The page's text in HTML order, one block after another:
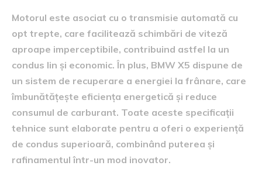
Motorul este asociat cu o transmisie automată cu
opt trepte, care facilitează schimbări de viteză
aproape imperceptibile, contribuind astfel la un
condus lin și economic. În plus, BMW X5 dispune de
un sistem de recuperare a energiei la frânare, care
îmbunătățește eficiența energetică și reduce
consumul de carburant. Toate aceste specificații
tehnice sunt elaborate pentru a oferi o experiență
de condus superioară, combinând puterea și
rafinamentul într-un mod inovator.